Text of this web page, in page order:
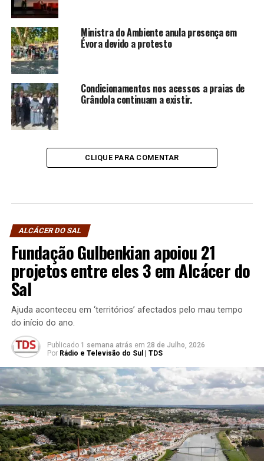
Ministra do Ambiente anula presença em
Évora devido a protesto
Condicionamentos nos acessos a praias de
Grândola continuam a existir.
CLIQUE PARA COMENTAR
ALCÁCER DO SAL
Fundação Gulbenkian apoiou 21
projetos entre eles 3 em Alcácer do
Sal
Ajuda aconteceu em ‘territórios’ afectados pelo mau tempo
do início do ano.
Publicado 1 semana atrás em 28 de Julho, 2026
Por Rádio e Televisão do Sul | TDS